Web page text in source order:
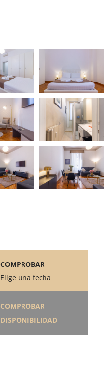
COMPROBAR
Elige una fecha
COMPROBAR
DISPONIBILIDAD